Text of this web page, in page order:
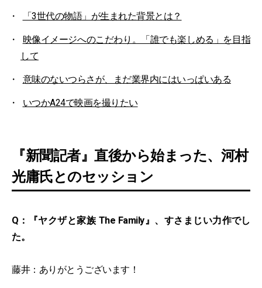
「3世代の物語」が生まれた背景とは？
映像イメージへのこだわり。「誰でも楽しめる」を目指
して
意味のないつらさが、まだ業界内にはいっぱいある
いつかA24で映画を撮りたい
『新聞記者』直後から始まった、河村
光庸氏とのセッション
Q：『ヤクザと家族 The Family』、すさまじい力作でし
た。
藤井：ありがとうございます！